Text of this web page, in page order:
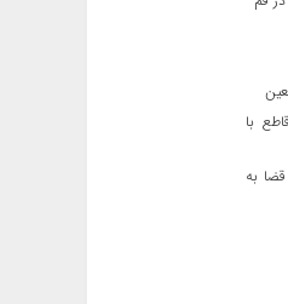
با
به